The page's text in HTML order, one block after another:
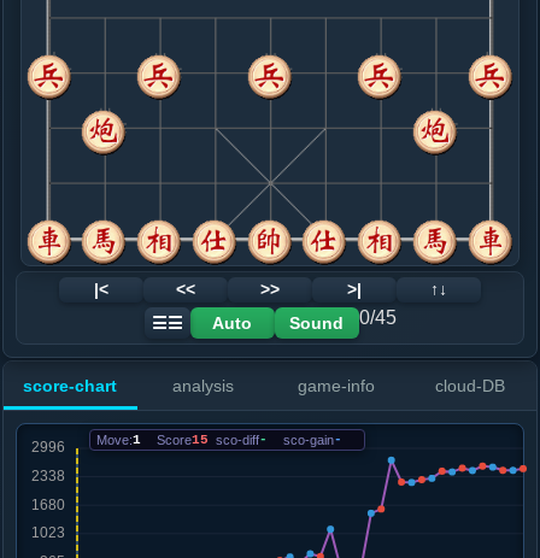
8. 兵三进一
黑+8
相七进九
.....车８平７
红+0
9. 车八平六
红+95
.....车７进２
10. 炮二进七
红+340
.....马７退８
红+281
车７平５
红+402
.....车７平５
红+484
12. 相三进五
红+346
红+556
卒３进１
13. 车二平三
红+494
车三退三
.....砲５进４
红+186
15. 仕六进五
.....车２进３
16. 马六进四
|< << >> >|
↑↓
☰☰
Auto Sound 0/45
score-chart analysis game-info cloud-DB
Move:1 Score15 sco-diff- sco-gain-